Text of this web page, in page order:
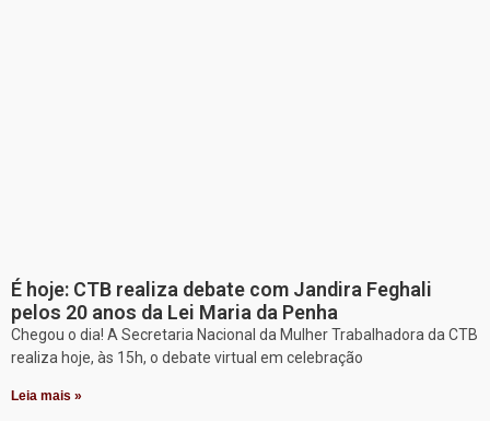
É hoje: CTB realiza debate com Jandira Feghali
pelos 20 anos da Lei Maria da Penha
Chegou o dia! A Secretaria Nacional da Mulher Trabalhadora da CTB
realiza hoje, às 15h, o debate virtual em celebração
Leia mais »